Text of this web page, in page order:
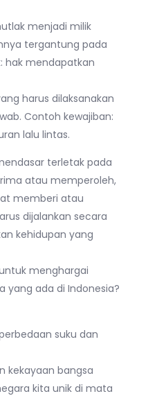
menjadi milik
tergantung pada
hak mendapatkan
harus dilaksanakan
Contoh kewajiban:
lalu lintas.
terletak pada
atau memperoleh,
memberi atau
dijalankan secara
kehidupan yang
menghargai
yang ada di Indonesia?
suku dan
kekayaan bangsa
kita unik di mata